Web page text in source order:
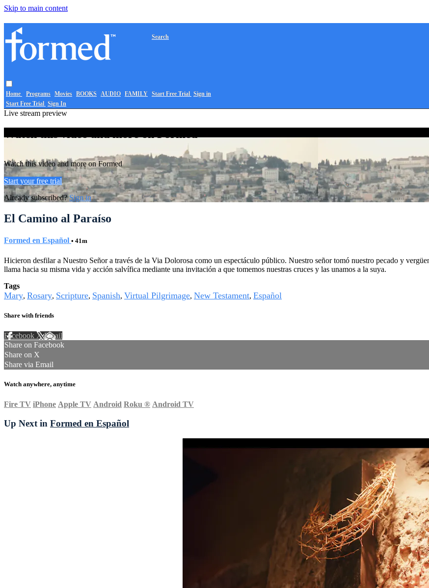
Skip to main content
Home Programs Movies BOOKS AUDIO FAMILY
Search
Start Free Trial Sign in
Start Free Trial Sign In
Live stream preview
Watch this video and more on Formed
Watch this video and more on Formed
Start your free trial
Already subscribed?Sign in
El Camino al Paraíso
Formed en Español • 41m
Hicieron desfilar a Nuestro Señor a través de la Via Dolorosa como un espectáculo público. Nuestro señor tomó nuestro pecado y
llama hacia su misma vida y acción salvífica mediante una invitación a que tomemos nuestras cruces y las unamos a la suya.
Tags
Mary, Rosary, Scripture, Spanish, Virtual Pilgrimage, New Testament, Español
Share with friends
Facebook XEmail
Share on Facebook
Share on X
Share via Email
Watch anywhere, anytime
Fire TV iPhone Apple TV Android Roku ® Android TV
Up Next in Formed en Español